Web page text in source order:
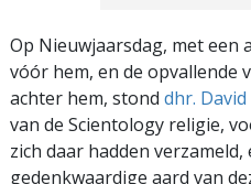
Op Nieuwjaarsdag, met een
vóór hem, en de opvallende
achter hem, stond dhr.
van de Scientology religie,
zich daar hadden
gedenkwaardige aard van